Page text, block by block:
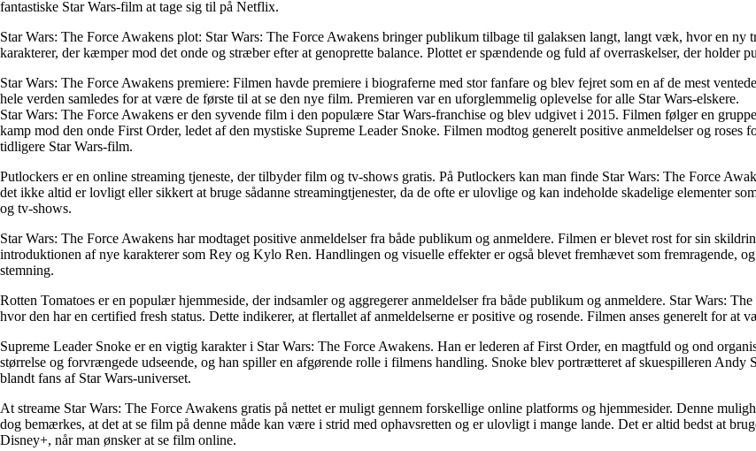
fantastiske Star Wars-film at tage sig til på Netflix.
Star Wars: The Force Awakens plot: Star Wars: The Force Awakens bringer publikum tilbage til galaksen langt, langt væk, hvor en
karakterer, der kæmper mod det onde og stræber efter at genoprette balance. Plottet er spændende og fuld af overraskelser, der holder
Star Wars: The Force Awakens premiere: Filmen havde premiere i biograferne med stor fanfare og blev fejret som en af ​​de mest
hele verden samledes for at være de første til at se den nye film. Premieren var en uforglemmelig oplevelse for alle Star Wars-elskere.
Star Wars: The Force Awakens er den syvende film i den populære Star Wars-franchise og blev udgivet i 2015. Filmen følger en
kamp mod den onde First Order, ledet af den mystiske Supreme Leader Snoke. Filmen modtog generelt positive anmeldelser og
tidligere Star Wars-film.
Putlockers er en online streaming tjeneste, der tilbyder film og tv-shows gratis. På Putlockers kan man finde Star Wars: The Force
det ikke altid er lovligt eller sikkert at bruge sådanne streamingtjenester, da de ofte er ulovlige og kan indeholde skadelige elementer
og tv-shows.
Star Wars: The Force Awakens har modtaget positive anmeldelser fra både publikum og anmeldere. Filmen er blevet rost for sin
introduktionen af nye karakterer som Rey og Kylo Ren. Handlingen og visuelle effekter er også blevet fremhævet som fremragende,
stemning.
Rotten Tomatoes er en populær hjemmeside, der indsamler og aggregerer anmeldelser fra både publikum og anmeldere. Star Wars:
hvor den har en certified fresh status. Dette indikerer, at flertallet af anmeldelserne er positive og rosende. Filmen anses generelt for at
Supreme Leader Snoke er en vigtig karakter i Star Wars: The Force Awakens. Han er lederen af First Order, en magtfuld og ond
størrelse og forvrængede udseende, og han spiller en afgørende rolle i filmens handling. Snoke blev portrætteret af skuespilleren Andy
blandt fans af Star Wars-universet.
At streame Star Wars: The Force Awakens gratis på nettet er muligt gennem forskellige online platforms og hjemmesider. Denne
dog bemærkes, at det at se film på denne måde kan være i strid med ophavsretten og er ulovligt i mange lande. Det er altid bedst at
Disney+, når man ønsker at se film online.